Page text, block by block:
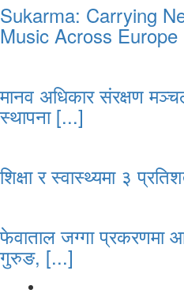
Sukarma: Carrying
Music Across Europe
मानव अधिकार संरक्षण
स्थापना [...]
शिक्षा र स्वास्थ्यमा ३
फेवाताल जग्गा प्रकरणमा
गुरुङ, [...]